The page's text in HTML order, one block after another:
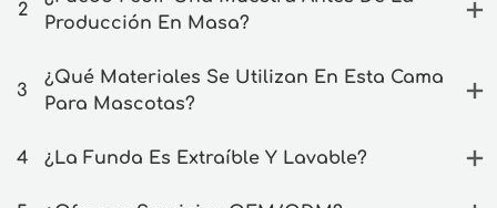
2
Producción En Masa?
3
¿Qué Materiales Se Utilizan En Esta Cama
Para Mascotas?
4 ¿La Funda Es Extraíble Y Lavable?